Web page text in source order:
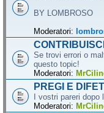
BY LOMBROSO
Moderatori:
Se trovi errori o
questo topic!
Moderatori:
PREGI E
I vostri pareri dopo
Moderatori: